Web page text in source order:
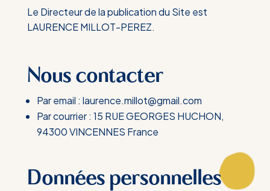
Le Directeur de la publication du Site est
LAURENCE MILLOT-PEREZ.
Nous contacter
Par email : laurence.millot@gmail.com
Par courrier : 15 RUE GEORGES HUCHON,
94300 VINCENNES France
Données personnelles